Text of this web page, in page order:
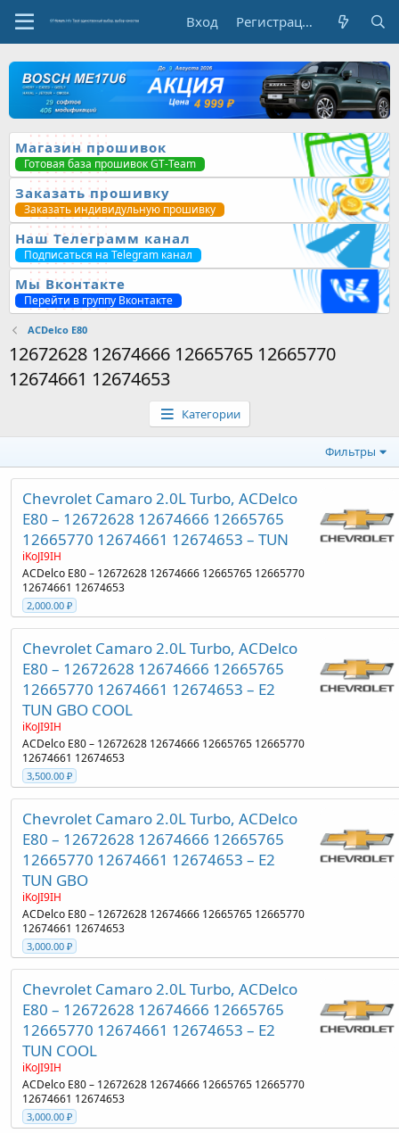
Вход Регистрация
Магазин прошивок
Готовая база прошивок GT-Team
Заказать прошивку
Заказать индивидульную прошивку
Наш Телеграмм канал
Подписаться на Telegram канал
Мы Вконтакте
Перейти в группу Вконтакте
ACDelco E80
12672628 12674666 12665765 12665770
12674661 12674653
Категории
Фильтры
Chevrolet Camaro 2.0L Turbo, ACDelco
E80 – 12672628 12674666 12665765
12665770 12674661 12674653 – TUN
iKoJI9IH
ACDelco E80 – 12672628 12674666 12665765 12665770
12674661 12674653
2,000.00 ₽
Chevrolet Camaro 2.0L Turbo, ACDelco
E80 – 12672628 12674666 12665765
12665770 12674661 12674653 – E2
TUN GBO COOL
iKoJI9IH
ACDelco E80 – 12672628 12674666 12665765 12665770
12674661 12674653
3,500.00 ₽
Chevrolet Camaro 2.0L Turbo, ACDelco
E80 – 12672628 12674666 12665765
12665770 12674661 12674653 – E2
TUN GBO
iKoJI9IH
ACDelco E80 – 12672628 12674666 12665765 12665770
12674661 12674653
3,000.00 ₽
Chevrolet Camaro 2.0L Turbo, ACDelco
E80 – 12672628 12674666 12665765
12665770 12674661 12674653 – E2
TUN COOL
iKoJI9IH
ACDelco E80 – 12672628 12674666 12665765 12665770
12674661 12674653
3,000.00 ₽